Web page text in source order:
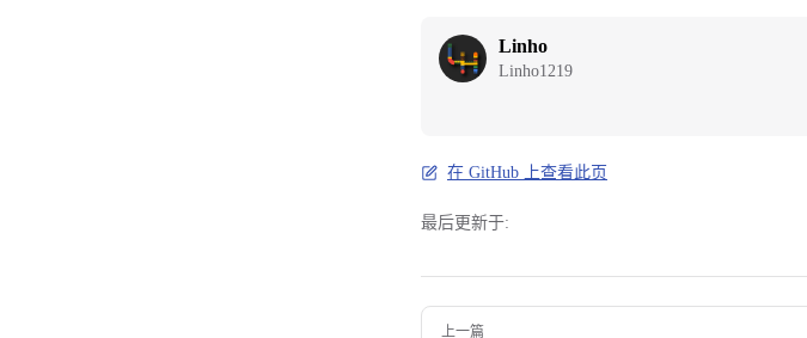
Linho
Linho1219
在 GitHub 上查看此页
最后更新于:
Pager
上一篇